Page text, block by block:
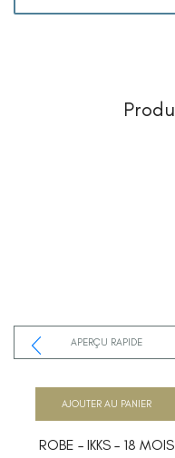
APERÇU RAPIDE
ROBE – IKKS – 18 MOIS
AJOUTER AU PANIER